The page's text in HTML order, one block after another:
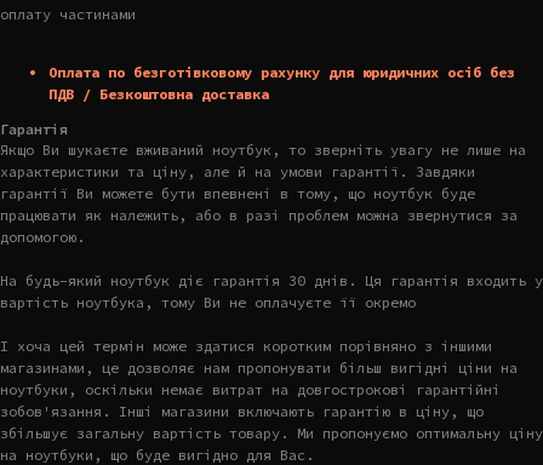
оплату частинами
Оплата по безготівковому рахунку для юридичних осіб без
ПДВ / Безкоштовна доставка
Гарантія
Якщо Ви шукаєте вживаний ноутбук, то зверніть увагу не лише на
характеристики та ціну, але й на умови гарантії. Завдяки
гарантії Ви можете бути впевнені в тому, що ноутбук буде
працювати як належить, або в разі проблем можна звернутися за
допомогою.
На будь-який ноутбук діє гарантія 30 днів. Ця гарантія входить у
вартість ноутбука, тому Ви не оплачуєте її окремо
І хоча цей термін може здатися коротким порівняно з іншими
магазинами, це дозволяє нам пропонувати більш вигідні ціни на
ноутбуки, оскільки немає витрат на довгострокові гарантійні
зобов'язання. Інші магазини включають гарантію в ціну, що
збільшує загальну вартість товару. Ми пропонуємо оптимальну ціну
на ноутбуки, що буде вигідно для Вас.